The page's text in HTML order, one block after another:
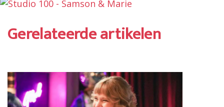
Gerelateerde artikelen